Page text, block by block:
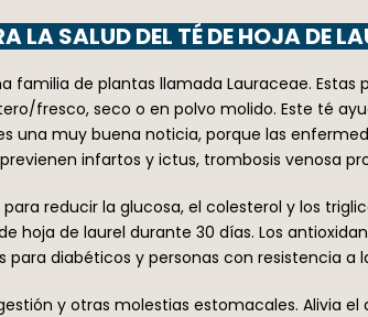
LA SALUD DEL TÉ DE HOJA DE
de plantas llamada Lauraceae.
fresco, seco o en polvo molido. Este té
una muy buena noticia, porque las
infartos y ictus, trombosis venosa
reducir la glucosa, el colesterol y los
de laurel durante 30 días. Los
diabéticos y personas con resistencia a
y otras molestias estomacales. Alivia